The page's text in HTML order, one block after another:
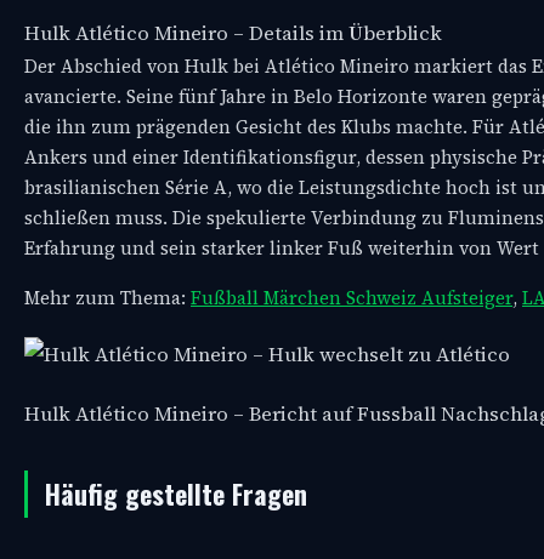
Hulk Atlético Mineiro – Details im Überblick
Der Abschied von Hulk bei Atlético Mineiro markiert das
avancierte. Seine fünf Jahre in Belo Horizonte waren
die ihn zum prägenden Gesicht des Klubs machte. Für
Ankers und einer Identifikationsfigur, dessen physische
brasilianischen Série A, wo die Leistungsdichte hoch ist
schließen muss. Die spekulierte Verbindung zu
Erfahrung und sein starker linker Fuß weiterhin von
Mehr zum Thema: Fußball Märchen Schweiz Aufsteiger,
Hulk Atlético Mineiro – Bericht auf Fussball
Häufig gestellte Fragen